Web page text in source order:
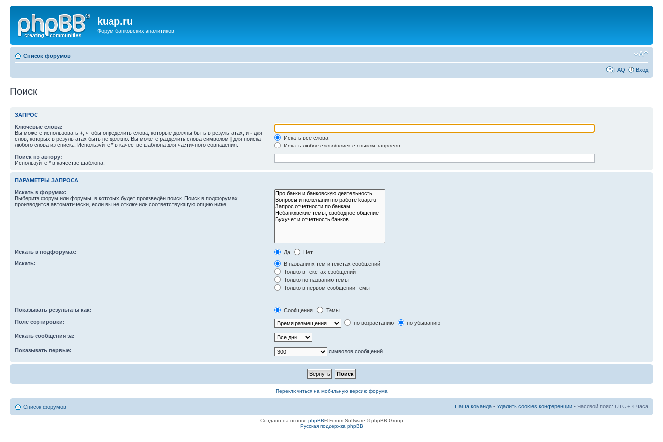
kuap.ru
Форум банковских аналитиков
Список форумов
FAQ Вход
Поиск
ЗАПРОС
Ключевые слова:
Вы можете использовать + , чтобы определить слова, которые должны быть в результатах, и - для
слов, которых в результатах быть не должно. Вы можете разделить слова символом | для поиска
любого слова из списка. Используйте * в качестве шаблона для частичного совпадения.
Искать все слова
Искать любое слово/поиск с языком запросов
Поиск по автору:
Используйте * в качестве шаблона.
ПАРАМЕТРЫ ЗАПРОСА
Искать в форумах:
Выберите форум или форумы, в которых будет произведён поиск. Поиск в подфорумах
производится автоматически, если вы не отключили соответствующую опцию ниже.
Искать в подфорумах: Да
Нет
Искать:
В названиях тем и текстах сообщений
Только в текстах сообщений
Только по названию темы
Только в первом сообщении темы
Показывать результаты как: Сообщения
Темы
Поле сортировки:
по возрастанию по убыванию
Искать сообщения за:
Показывать первые: символов сообщений
Переключиться на мобильную версию форума
Список форумов Наша команда • Удалить cookies конференции • Часовой пояс: UTC + 4 часа
Создано на основе phpBB® Forum Software © phpBB Group
Русская поддержка phpBB